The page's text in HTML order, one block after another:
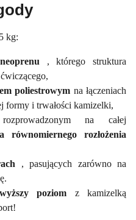
kg:
, którego struktura
poliestrowym na łączeniach
formy i trwałości kamizelki,
na całej
równomiernego rozłożenia
, pasujących zarówno na
poziom z kamizelką